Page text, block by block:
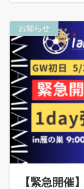
お知らせ
【緊急開